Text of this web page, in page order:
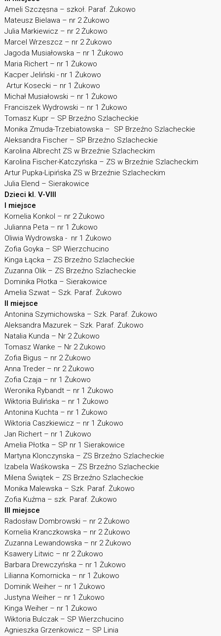
Ameli Szczęsna – szkoł. Paraf. Żukowo
Mateusz Bielawa – nr 2 Żukowo
Julia Markiewicz – nr 2 Żukowo
Marcel Wrzeszcz – nr 2 Żukowo
Jagoda Musiałowska – nr 1 Żukowo
Maria Richert – nr 1 Żukowo
Kacper Jeliński - nr 1 Żukowo
Artur Kosecki – nr 1 Żukowo
Michał Musiałowski – nr 1 Żukowo
Franciszek Wydrowski – nr 1 Żukowo
Tomasz Kupr – SP Brzeźno Szlacheckie
Monika Zmuda-Trzebiatowska – SP Brzeźno Szlacheckie
Aleksandra Fischer – SP Brzeźno Szlacheckie
Karolina Albrecht ZS w Brzeźnie Szlacheckim
Karolina Fischer-Katczyńska – ZS w Brzeźnie Szlacheckim
Artur Pupka-Lipińska ZS w Brzeźnie Szlacheckim
Julia Elend – Sierakowice
Dzieci kl. V-VIII
I miejsce
Kornelia Konkol – nr 2 Żukowo
Julianna Peta – nr 1 Żukowo
Oliwia Wydrowska - nr 1 Żukowo
Zofia Goyka – SP Wierzchucino
Kinga Łącka – ZS Brzeźno Szlacheckie
Zuzanna Olik – ZS Brzeźno Szlacheckie
Dominika Płotka – Sierakowice
Amelia Szwat – Szk. Paraf. Żukowo
II miejsce
Antonina Szymichowska – Szk. Paraf. Żukowo
Aleksandra Mazurek – Szk. Paraf. Żukowo
Natalia Kunda – Nr 2 Żukowo
Tomasz Wanke – Nr 2 Żukowo
Zofia Bigus – nr 2 Żukowo
Anna Treder – nr 2 Żukowo
Zofia Czaja – nr 1 Żukowo
Weronika Rybandt – nr 1 Żukowo
Wiktoria Bulińska – nr 1 Żukowo
Antonina Kuchta – nr 1 Żukowo
Wiktoria Caszkiewicz – nr 1 Żukowo
Jan Richert – nr 1 Żukowo
Amelia Płotka – SP nr 1 Sierakowice
Martyna Klonczynska – ZS Brzeźno Szlacheckie
Izabela Waśkowska – ZS Brzeźno Szlacheckie
Milena Świątek – ZS Brzeźno Szlacheckie
Monika Malewska – Szk. Paraf. Żukowo
Zofia Kuźma – szk. Paraf. Żukowo
III miejsce
Radosław Dombrowski – nr 2 Żukowo
Kornelia Kranczkowska – nr 2 Żukowo
Zuzanna Lewandowska – nr 2 Żukowo
Ksawery Litwic – nr 2 Żukowo
Barbara Drewczyńska – nr 1 Żukowo
Lilianna Komornicka – nr 1 Żukowo
Dominik Weiher – nr 1 Żukowo
Justyna Weiher – nr 1 Żukowo
Kinga Weiher – nr 1 Żukowo
Wiktoria Bulczak – SP Wierzchucino
Agnieszka Grzenkowicz – SP Linia